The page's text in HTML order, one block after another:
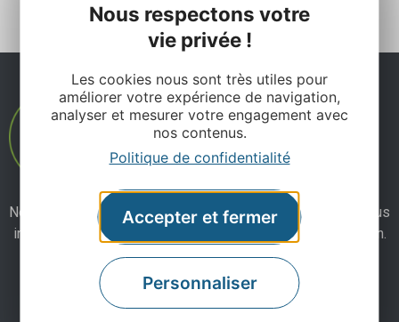
Nous respectons votre
vie privée !
Les cookies nous sont très utiles pour
améliorer votre expérience de navigation,
analyser et mesurer votre engagement avec
nos contenus.
Politique de confidentialité
Accepter et fermer
Personnaliser
Ne manquez pas notre newsletter mensuelle et laissez-vous
inspirer pour profiter pleinement de votre séjour en Aveyron.
Je m'abonne ici